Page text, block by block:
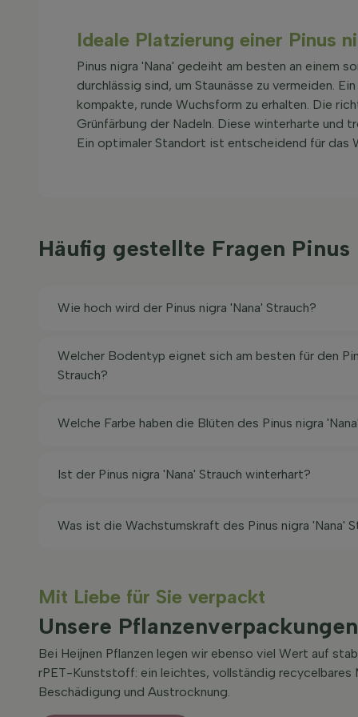
Ideale Platzierung einer Pinus
Pinus nigra 'Nana' gedeiht am besten an einem
durchlässig sind, um Staunässe zu vermeiden.
kompakte, runde Wuchsform zu erhalten. Die
Grünfärbung der Nadeln. Diese winterharte und
Ein optimaler Standort ist entscheidend für das
Häufig gestellte Fragen Pinus
Wie hoch wird der Pinus nigra 'Nana' Strauch?
Welcher Bodentyp eignet sich am besten für den
Strauch?
Welche Farbe haben die Blüten des Pinus nigra
Ist der Pinus nigra 'Nana' Strauch winterhart?
Was ist die Wachstumskraft des Pinus nigra 'Nana'
Mit Liebe für Sie verpackt
Unsere Pflanzenverpackungen
Bei Heijnen Pflanzen legen wir ebenso viel Wert auf
rPET-Kunststoff: ein leichtes, vollständig recycelbares
Beschädigung und Austrocknung.